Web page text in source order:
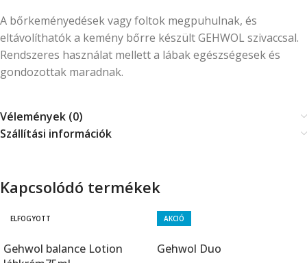
A bőrkeményedések vagy foltok megpuhulnak, és
eltávolíthatók a kemény bőrre készült GEHWOL szivaccsal.
Rendszeres használat mellett a lábak egészségesek és
gondozottak maradnak.
Vélemények (0)
Szállítási információk
Kapcsolódó termékek
ELFOGYOTT
Gehwol balance Lotion
AKCIÓ
Gehwol Duo